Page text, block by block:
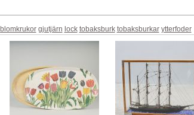
blomkrukor gjutjärn lock tobaksburk tobaksburkar ytterfoder